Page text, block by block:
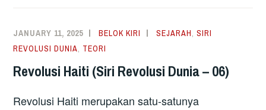
JANUARY 11, 2025 BELOK KIRI SEJARAH,SIRI
REVOLUSI DUNIA, TEORI
Revolusi Haiti (Siri Revolusi Dunia – 06)
Revolusi Haiti merupakan satu-satunya